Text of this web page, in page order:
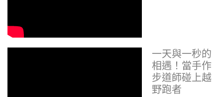
一天與一秒的
相遇！當手作
步道師碰上越
野跑者